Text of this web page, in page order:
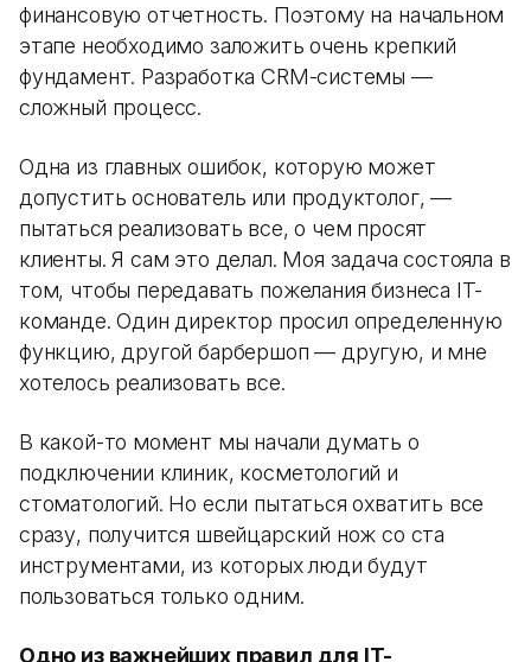
финансовую отчетность. Поэтому на начальном
этапе необходимо заложить очень крепкий
фундамент. Разработка CRM-системы —
сложный процесс.
Одна из главных ошибок, которую может
допустить основатель или продуктолог, —
пытаться реализовать все, о чем просят
клиенты. Я сам это делал. Моя задача состояла в
том, чтобы передавать пожелания бизнеса IT-
команде. Один директор просил определенную
функцию, другой барбершоп — другую, и мне
хотелось реализовать все.
В какой-то момент мы начали думать о
подключении клиник, косметологий и
стоматологий. Но если пытаться охватить все
сразу, получится швейцарский нож со ста
инструментами, из которых люди будут
пользоваться только одним.
Одно из важнейших правил для IT-